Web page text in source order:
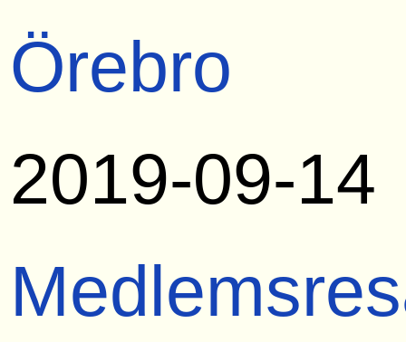
Örebro
2019-09-14